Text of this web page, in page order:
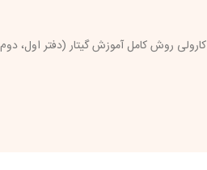
کارولی روش کامل آموزش گیتار (دفتر اول،